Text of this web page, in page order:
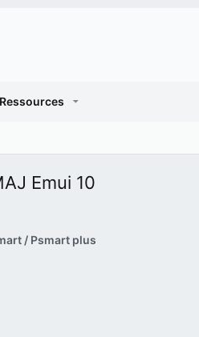
Ressources
Emui 10
/ Psmart plus